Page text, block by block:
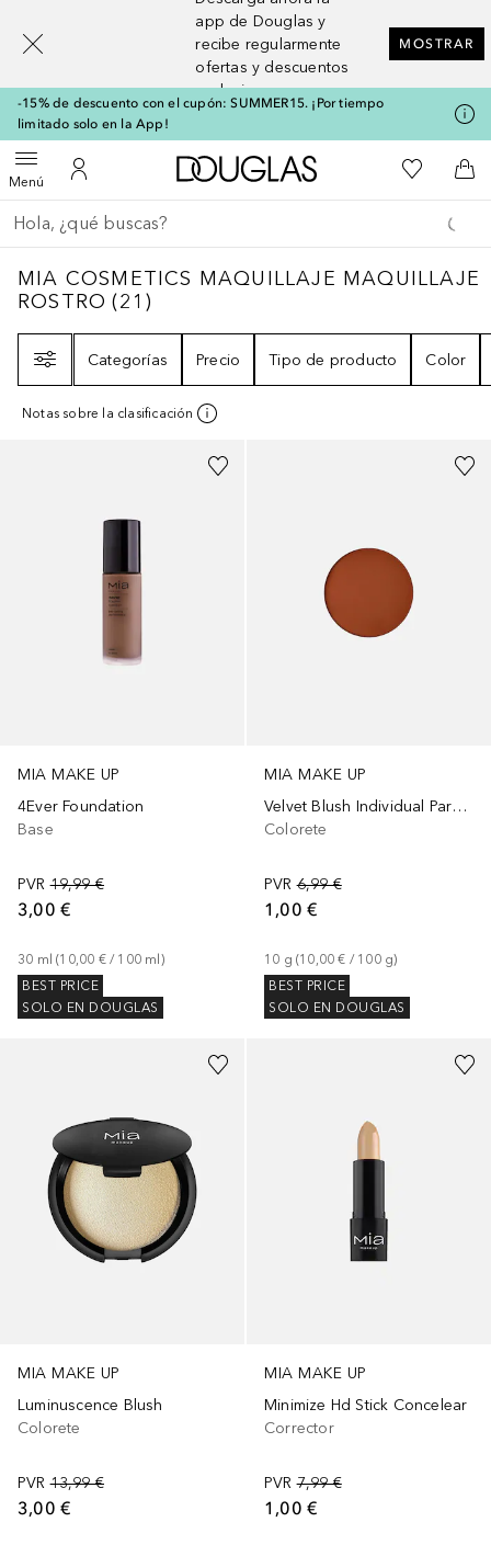
app de Douglas y
recibe regularmente
ofertas y descuentos
exclusivos
MOSTRAR
-15% de descuento con el cupón: SUMMER15. ¡Por tiempo
limitado solo en la App!
MenúAbrir menúMi cuenta
A Douglas HomeMi lista de
A
Regresar
Ejecutar búsqueda
MIA COSMETICS MAQUILLAJE
MIA COSMETICS MAQUILLAJE MAQUILLAJE
ROSTRO (21 )
Categorías
Precio Tipo de producto Color
Notas sobre la clasificación
MIA MAKE UP
4Ever Foundation
Base
PVR 19,99 €
3,00 €
30 ml (10,00 € / 100 ml )
BEST PRICE
SOLO EN DOUGLAS
MIA MAKE UP
Velvet Blush Individual Para Paleta
Colorete
PVR 6,99 €
1,00 €
10 g (10,00 € / 100 g)
BEST PRICE
SOLO EN DOUGLAS
MIA MAKE UP
Luminuscence Blush
Colorete
PVR 13,99 €
3,00 €
MIA MAKE UP
Minimize Hd Stick Concelear
Corrector
PVR 7,99 €
1,00 €
[navigation.slideout.screenreader]